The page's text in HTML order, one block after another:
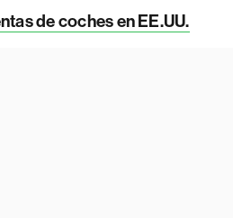
de coches en EE.UU.